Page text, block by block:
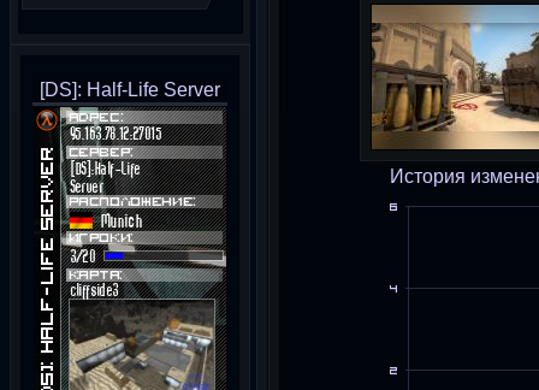
[DS]: Half-Life Server
История